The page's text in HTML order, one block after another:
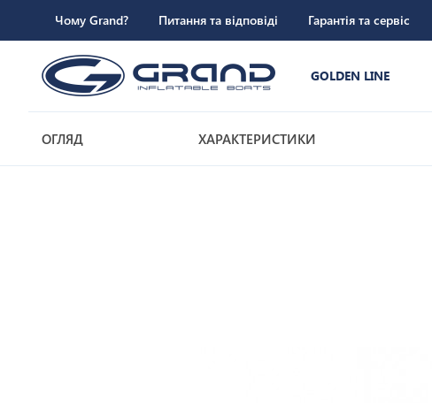
Чому Grand? Питання та відповіді Гарантія та сервіс
GOLDEN LINE
ОГЛЯД ХАРАКТЕРИСТИКИ